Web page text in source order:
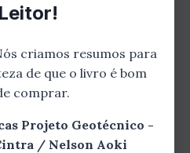
Leia o livro
nesta história
criamos resumos para
de que o livro é bom
comprar.
Projeto Geotécnico -
/ Nelson Aoki